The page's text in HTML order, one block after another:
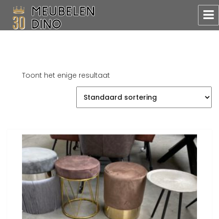
Toont het enige resultaat